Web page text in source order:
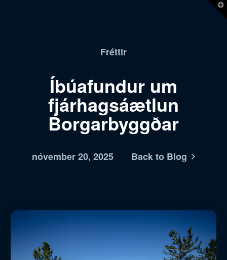
Fréttir
Íbúafundur um
fjárhagsáætlun
Borgarbyggðar
nóvember 20, 2025 Back to Blog